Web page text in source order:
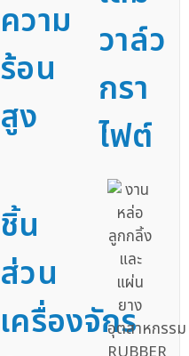
ความ
ร้อน
สูง
วาล์ว
กรา
ไฟต์
ชิ้น
ส่วน
เครื่องจักร